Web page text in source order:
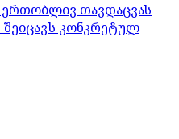
ერთობლივ თავდაცვას
კონკრეტულ